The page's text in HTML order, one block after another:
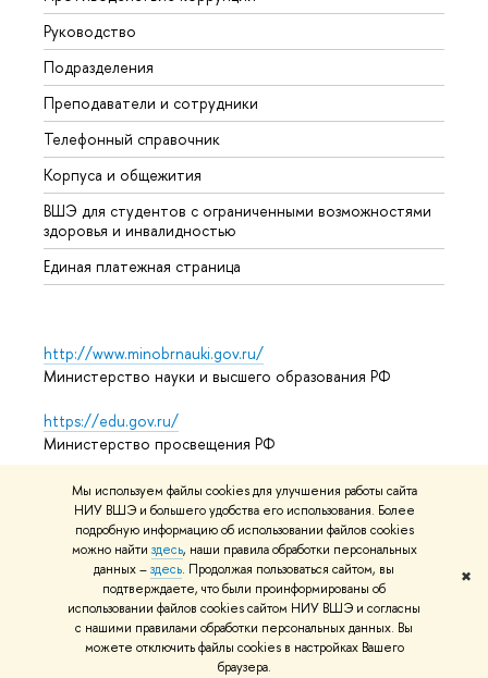
Мы используем файлы cookies для улучшения работы сайта
НИУ ВШЭ и большего удобства его использования. Более
подробную информацию об использовании файлов cookies
можно найти здесь, наши правила обработки персональных
данных –здесь. Продолжая пользоваться сайтом, вы
подтверждаете, что были проинформированы об
использовании файлов cookies сайтом НИУ ВШЭ и согласны
с нашими правилами обработки персональных данных. Вы
можете отключить файлы cookies в настройках Вашего
браузера.
✖
Руководство
Подразделения
Преподаватели и сотрудники
Телефонный справочник
Корпуса и общежития
ВШЭ для студентов с ограниченными возможностями
здоровья и инвалидностью
Единая платежная страница
http://www.minobrnauki.gov.ru/
Министерство науки и высшего образования РФ
https://edu.gov.ru/
Министерство просвещения РФ
https://elearning.hse.ru/mooc
Массовые открытые онлайн-курсы
© НИУ ВШЭ 1993–2026 Условия использования материалов
Адреса и контактыКарта сайта
Редактору